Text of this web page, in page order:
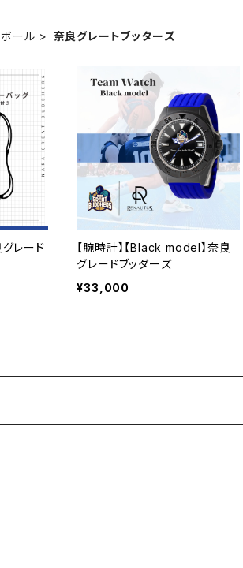
ール 奈良グレートブッターズ
グレード
【腕時計】【Black model】奈良
グレードブッダーズ
¥33,000
ール部
トボール部
トボール部